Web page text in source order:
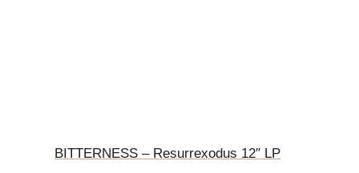
BITTERNESS – Resurrexodus 12″ LP